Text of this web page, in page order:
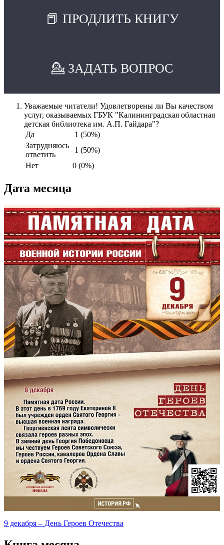
📕 ПРОДЛИТЬ КНИГУ
💁 ЗАДАТЬ ВОПРОС
Уважаемые читатели! Удовлетворены ли Вы качеством
услуг, оказываемых ГБУК "Калининградская областная
детская библиотека им. А.П. Гайдара"?
Да
1 (50%)
Затрудняюсь
ответить
1 (50%)
Нет
0 (0%)
Дата месяца
9 декабря – День Героев Отечества